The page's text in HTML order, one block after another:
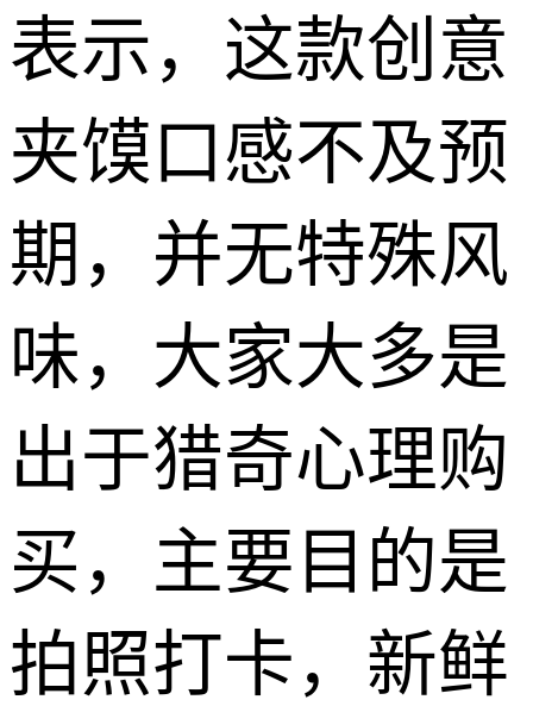
表示，这款创意
夹馍口感不及预
期，并无特殊风
味，大家大多是
出于猎奇心理购
买，主要目的是
拍照打卡，新鲜